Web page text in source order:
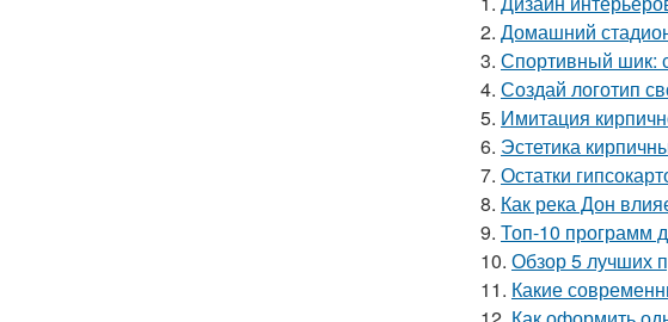
2. Домашний
3. Спортивный шик:
4. Создай логотип
5. Имитация
6. Эстетика
7. Остатки
8. Как река Дон
9. Топ-10 программ
10. Обзор 5 лучших
11. Какие